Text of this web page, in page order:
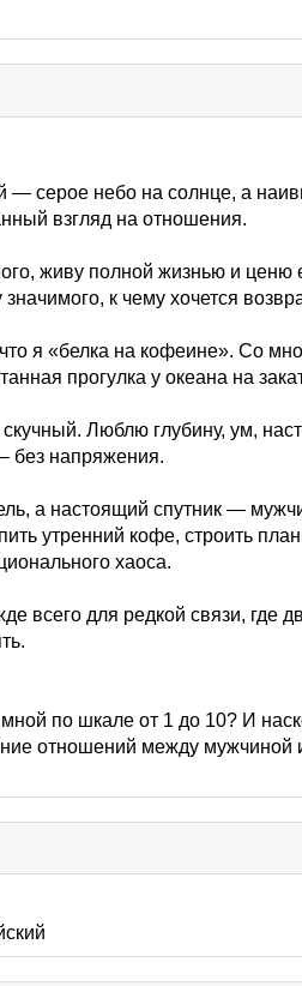
серое небо на солнце, а
взгляд на отношения.
живу полной жизнью и ценю
к чему хочется
я «белка на кофеине». Со
прогулка у океана на
Люблю глубину, ум,
без напряжения.
а настоящий спутник —
утренний кофе, строить
хаоса.
всего для редкой связи, где
по шкале от 1 до 10? И
отношений между